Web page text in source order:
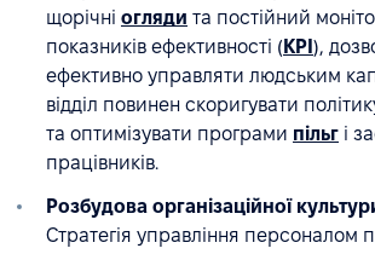
щорічні огляди та постійний
показників ефективності ( KPI ),
ефективно управляти людським
відділ повинен скоригувати
та оптимізувати програми пільг і
працівників.
Розбудова організаційної
Стратегія управління персоналом